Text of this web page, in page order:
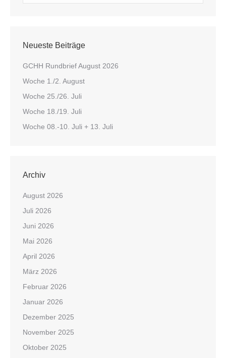
Neueste Beiträge
GCHH Rundbrief August 2026
Woche 1./2. August
Woche 25./26. Juli
Woche 18./19. Juli
Woche 08.-10. Juli + 13. Juli
Archiv
August 2026
Juli 2026
Juni 2026
Mai 2026
April 2026
März 2026
Februar 2026
Januar 2026
Dezember 2025
November 2025
Oktober 2025